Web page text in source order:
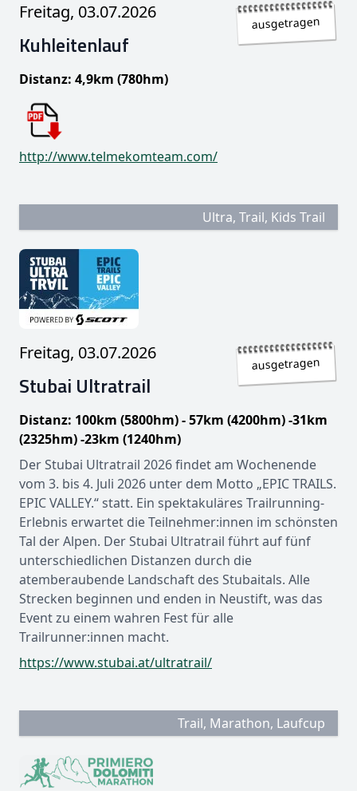
ausgetragen
Freitag, 03.07.2026
Kuhleitenlauf
Distanz: 4,9km (780hm)
http://www.telmekomteam.com/
Ultra, Trail, Kids Trail
ausgetragen
Freitag, 03.07.2026
Stubai Ultratrail
Distanz: 100km (5800hm) - 57km (4200hm) -31km
(2325hm) -23km (1240hm)
Der Stubai Ultratrail 2026 findet am Wochenende
vom 3. bis 4. Juli 2026 unter dem Motto „EPIC TRAILS.
EPIC VALLEY.“ statt. Ein spektakuläres Trailrunning-
Erlebnis erwartet die Teilnehmer:innen im schönsten
Tal der Alpen. Der Stubai Ultratrail führt auf fünf
unterschiedlichen Distanzen durch die
atemberaubende Landschaft des Stubaitals. Alle
Strecken beginnen und enden in Neustift, was das
Event zu einem wahren Fest für alle
Trailrunner:innen macht.
https://www.stubai.at/ultratrail/
Trail, Marathon, Laufcup